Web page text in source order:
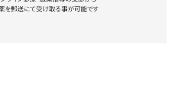
を郵送にて受け取る事が可能です